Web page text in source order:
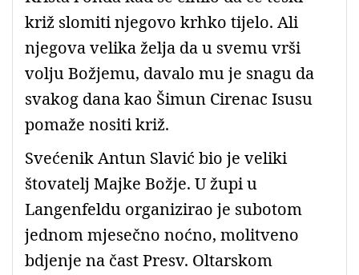
križ slomiti njegovo krhko tijelo. Ali
njegova velika želja da u svemu vrši
volju Božjemu, davalo mu je snagu da
svakog dana kao Šimun Cirenac Isusu
pomaže nositi križ.
Svećenik Antun Slavić bio je veliki
štovatelj Majke Božje. U župi u
Langenfeldu organizirao je subotom
jednom mjesečno noćno, molitveno
bdjenje na čast Presv. Oltarskom